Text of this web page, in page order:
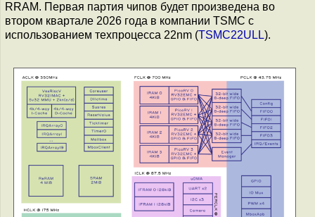
RRAM. Первая партия чипов будет произведена во
втором квартале 2026 года в компании TSMC с
использованием техпроцесса 22nm (TSMC22ULL).